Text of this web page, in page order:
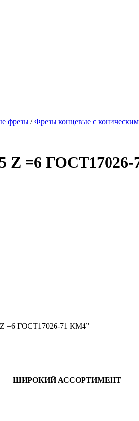
фрезы /Фрезы концевые с
Z =6
Z =6 ГОСТ17026-71 КМ4”
ШИРОКИЙ АССОРТИМЕНТ